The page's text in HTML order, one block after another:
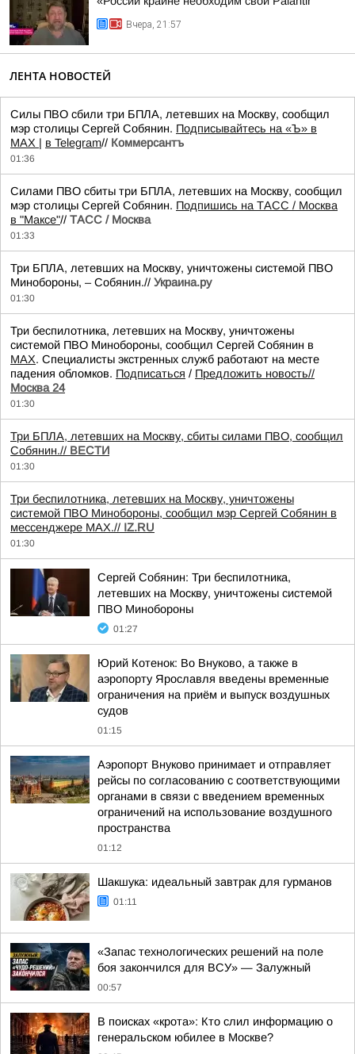
Вчера, 21:57
ЛЕНТА НОВОСТЕЙ
Силы ПВО сбили три БПЛА, летевших на Москву, сообщил
мэр столицы Сергей Собянин. Подписывайтесь на «Ъ» в
MAX | в Telegram// Коммерсантъ
01:36
Силами ПВО сбиты три БПЛА, летевших на Москву, сообщил
мэр столицы Сергей Собянин. Подпишись на ТАСС / Москва
в "Максе"// ТАСС / Москва
01:33
Три БПЛА, летевших на Москву, уничтожены системой ПВО
Минобороны, – Собянин.// Украина.ру
01:30
Три беспилотника, летевших на Москву, уничтожены
системой ПВО Минобороны, сообщил Сергей Собянин в
MAX. Специалисты экстренных служб работают на месте
падения обломков. Подписаться / Предложить новость//
Москва 24
01:30
Три БПЛА, летевших на Москву, сбиты силами ПВО, сообщил
Собянин.// ВЕСТИ
01:30
Три беспилотника, летевших на Москву, уничтожены
системой ПВО Минобороны, сообщил мэр Сергей Собянин в
мессенджере MAX.// IZ.RU
01:30
Сергей Собянин: Три беспилотника,
летевших на Москву, уничтожены системой
ПВО Минобороны
01:27
Юрий Котенок: Во Внуково, а также в
аэропорту Ярославля введены временные
ограничения на приём и выпуск воздушных
судов
01:15
Аэропорт Внуково принимает и отправляет
рейсы по согласованию с соответствующими
органами в связи с введением временных
ограничений на использование воздушного
пространства
01:12
Шакшука: идеальный завтрак для гурманов
01:11
«Запас технологических решений на поле
боя закончился для ВСУ» — Залужный
00:57
В поисках «крота»: Кто слил информацию о
генеральском юбилее в Москве?